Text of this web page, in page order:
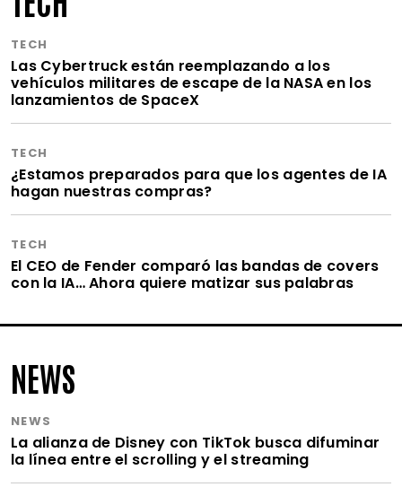
TECH
Las Cybertruck están reemplazando a los
vehículos militares de escape de la NASA en los
lanzamientos de SpaceX
TECH
¿Estamos preparados para que los agentes de IA
hagan nuestras compras?
TECH
El CEO de Fender comparó las bandas de covers
con la IA… Ahora quiere matizar sus palabras
NEWS
NEWS
La alianza de Disney con TikTok busca difuminar
la línea entre el scrolling y el streaming